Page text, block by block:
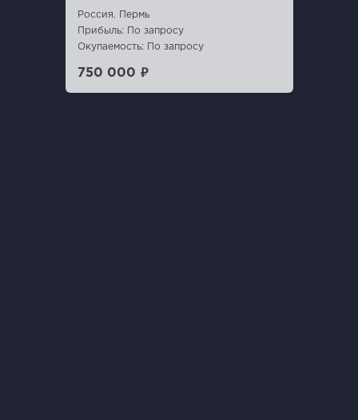
Россия, Пермь
Прибыль: По запросу
Окупаемость: По запросу
750 000 ₽